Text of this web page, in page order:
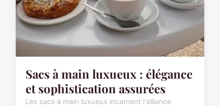
Sacs à main luxueux : élégance
et sophistication assurées
Les sacs à main luxueux incarnent l'alliance